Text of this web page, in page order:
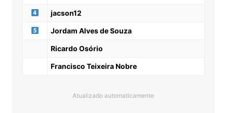
jacson12
Jordam Alves de Souza
Ricardo Osório
Francisco Teixeira Nobre
Atualizado automaticamente